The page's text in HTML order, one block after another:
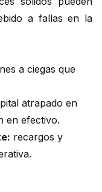
a fallas en la
a ciegas que
atrapado en
en efectivo.
recargos y